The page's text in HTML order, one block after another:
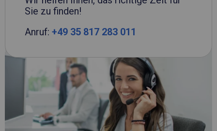
Sie zu finden!
Anruf: +49 35 817 283 011